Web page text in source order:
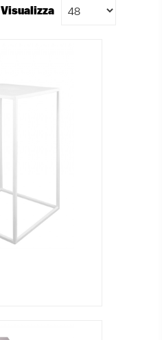
Visualizza